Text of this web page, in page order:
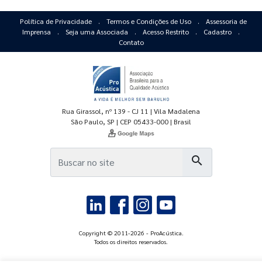
Política de Privacidade . Termos e Condições de Uso .
Assessoria de
Imprensa
. Seja uma Associada . Acesso Restrito . Cadastro
.
Contato
Rua Girassol, nº 139 - CJ 11 | Vila Madalena
São Paulo, SP | CEP 05433-000 | Brasil
search
Copyright © 2011-2026 - ProAcústica.
Todos os direitos reservados.